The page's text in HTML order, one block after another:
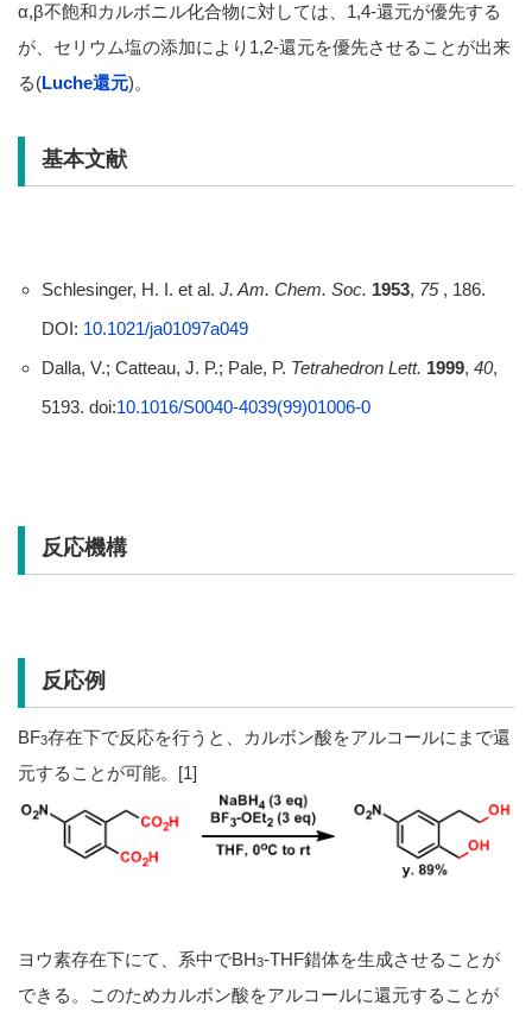
α,β不飽和カルボニル化合物に対しては、1,4-還元が優先する
が、セリウム塩の添加により1,2-還元を優先させることが出来
る(Luche還元)。
基本文献
Schlesinger, H. I. et al. J. Am. Chem. Soc. 1953, 75, 186.
DOI: 10.1021/ja01097a049
Dalla, V.; Catteau, J. P.; Pale, P. Tetrahedron Lett. 1999, 40,
5193. doi:10.1016/S0040-4039(99)01006-0
反応機構
反応例
BF3存在下で反応を行うと、カルボン酸をアルコールにまで還
元することが可能。[1]
ヨウ素存在下にて、系中でBH3-THF錯体を生成させることが
できる。このためカルボン酸をアルコールに還元することが